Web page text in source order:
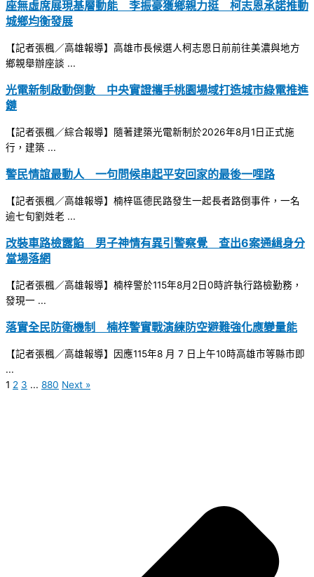
座無虛席展現基層動能 李振豪獲鄉親力挺 柯志恩承諾推動
城鄉均衡發展
【記者張楓／高雄報導】高雄市長候選人柯志恩日前前往美濃與地方
鄉親舉辦座談 ...
光電新制啟動倒數 中央實證攜手桃園場域打造城市綠電推進
鏈
【記者張楓／綜合報導】隨著建築光電新制於2026年8月1日正式施
行，建築 ...
警民情誼最動人 一句問候串起平安回家的最後一哩路
【記者張楓／高雄報導】楠梓區德民路發生一起長者路倒事件，一名
逾七旬劉姓老 ...
改裝車路檢露餡 男子神情有異引警察覺 查出6案通緝身分
當場落網
【記者張楓／高雄報導】楠梓警於115年8月2日0時許執行路檢勤務，
發現一 ...
落實全民防衛機制 楠梓警實戰演練防空避難強化應變量能
【記者張楓／高雄報導】因應115年8 月 7 日上午10時高雄市等縣市即
...
1 2 3 ... 880 Next »